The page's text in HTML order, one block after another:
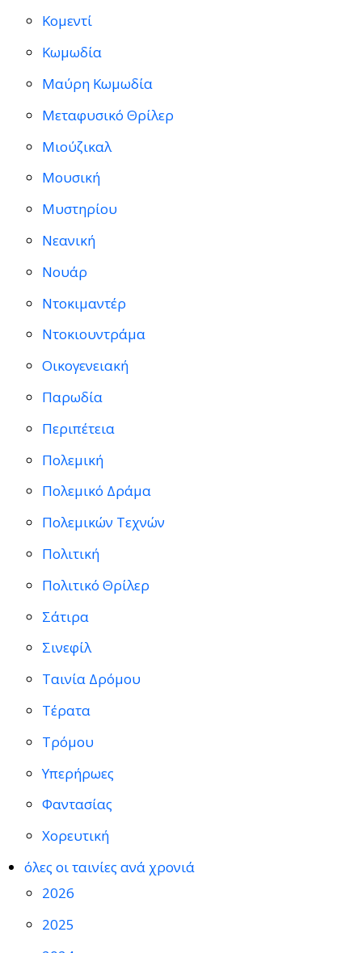
Κομεντί
Κωμωδία
Μαύρη Κωμωδία
Μεταφυσικό Θρίλερ
Μιούζικαλ
Μουσική
Μυστηρίου
Νεανική
Νουάρ
Ντοκιμαντέρ
Ντοκιουντράμα
Οικογενειακή
Παρωδία
Περιπέτεια
Πολεμική
Πολεμικό Δράμα
Πολεμικών Τεχνών
Πολιτική
Πολιτικό Θρίλερ
Σάτιρα
Σινεφίλ
Ταινία Δρόμου
Τέρατα
Τρόμου
Υπερήρωες
Φαντασίας
Χορευτική
όλες οι ταινίες ανά χρονιά
2026
2025